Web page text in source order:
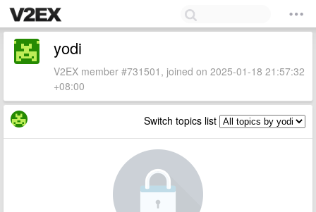
yodi
V2EX member #731501, joined on 2025-01-18 21:57:32
+08:00
Switch topics list